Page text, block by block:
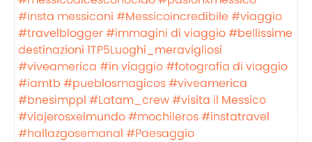
#insta messicani #Messicoincredibile#viaggio
#travelblogger#immagini di viaggio#bellissime
destinazioni 1TP5Luoghi_meravigliosi
#viveamerica #in viaggio#fotografia di viaggio
#iamtb #pueblosmagicos#viveamerica
#bnesimppl #Latam_crew#visita il Messico
#viajerosxelmundo#mochileros#instatravel
#hallazgosemanal #Paesaggio